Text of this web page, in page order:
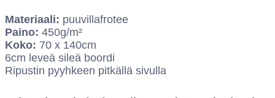
Materiaali: puuvillafrotee
Paino: 450g/m²
Koko: 70 x 140cm
6cm leveä sileä boordi
Ripustin pyyhkeen pitkällä sivulla